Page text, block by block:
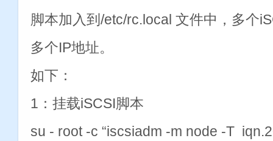
脚本加入到/etc/rc.local 文件中，多个
多个IP地址。
如下：
1：挂载iSCSI脚本
su - root -c “iscsiadm -m node -T